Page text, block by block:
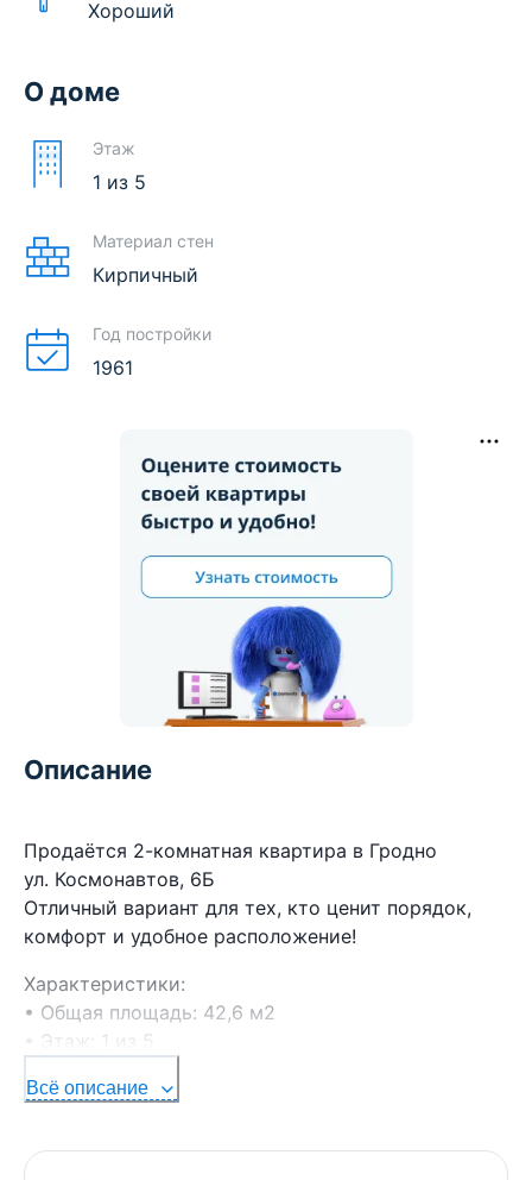
Хороший
О доме
Этаж
1 из 5
Материал стен
Кирпичный
Год постройки
1961
Описание
Продаётся 2-комнатная квартира в Гродно
ул. Космонавтов, 6Б
Отличный вариант для тех, кто ценит порядок,
комфорт и удобное расположение!
Характеристики:
• Общая площадь: 42,6 м2
• Этаж: 1 из 5
• Выполнена стяжка пола
• На полу — ламинат и плитка
Всё описание